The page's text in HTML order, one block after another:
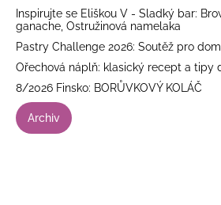
Inspirujte se Eliškou V - Sladký bar:
ganache, Ostružinová namelaka
Pastry Challenge 2026: Soutěž pro
Ořechová náplň: klasický recept a tipy
8/2026 Finsko: BORŮVKOVÝ KOLÁČ
Archiv